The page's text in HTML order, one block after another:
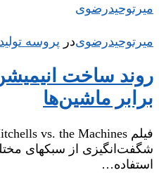
میر‌توحیدرضوی
میر‌توحیدرضویدر پروسه تولید
روند ساخت
برابر ماشین‌ها
شگفت‌انگیزی از سبکهای
استفاده…